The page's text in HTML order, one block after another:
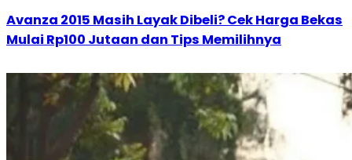
Avanza 2015 Masih Layak Dibeli? Cek Harga Bekas
Mulai Rp100 Jutaan dan Tips Memilihnya